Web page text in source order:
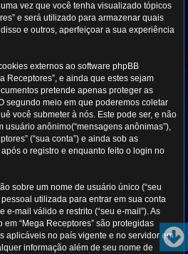
vez que você tenha visualizado tópicos
e será utilizado para armazenar quais
e outros, aperfeiçoar a sua experiência
externos ao software phpBB
Receptores”, e ainda que estes sejam
pretende apenas proteger as
segundo meio em que poderemos coletar
você submeter à nós. Este pode ser, e não
usuário anônimo(“mensagens anônimas”),
(“sua conta”) e ainda sob as
o registro e enquanto feito o login no
sobre um nome de usuário único (“seu
utilizada para entrar em sua conta
e-mail válido e restrito (“seu e-mail”). As
“Mega Receptores” são protegidas
aplicáveis no país vigente e no servidor em
informação além de seu nome de